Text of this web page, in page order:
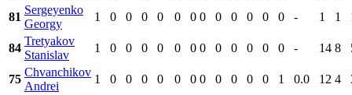
81
Sergeyenko
Georgy
1 0 0 0 0 0 0 0 0 0 0 0 0 - 1 1
84
Tretyakov
Stanislav
1 0 0 0 0 0 0 0 0 0 0 0 0 - 14 8
75
Chvanchikov
Andrei
1 0 0 0 0 0 0 0 0 0 0 0 1 0.0 12 4